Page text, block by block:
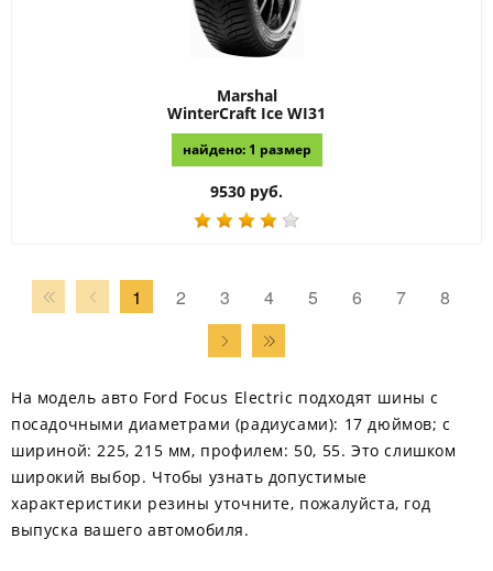
Marshal
WinterCraft Ice WI31
найдено: 1 размер
9530 руб.
1 2 3 4 5 6 7 8
На модель авто Ford Focus Electric подходят шины с
посадочными диаметрами (радиусами): 17 дюймов; с
шириной: 225, 215 мм, профилем: 50, 55. Это слишком
широкий выбор. Чтобы узнать допустимые
характеристики резины уточните, пожалуйста, год
выпуска вашего автомобиля.